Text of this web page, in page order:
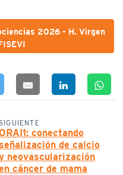
2026 - H. Virgen
SIGUIENTE
conectando
señalización de calcio
neovascularización
cáncer de mama